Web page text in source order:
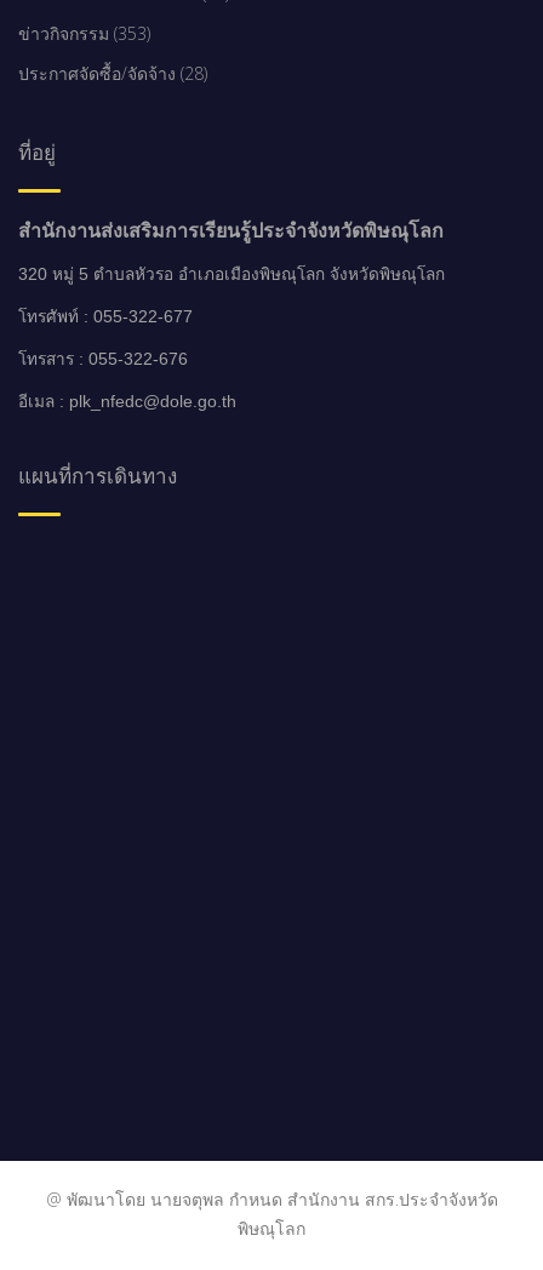
ข่าวกิจกรรม (353)
ประกาศจัดซื้อ/จัดจ้าง (28)
ที่อยู่
สำนักงานส่งเสริมการเรียนรู้ประจำจังหวัดพิษณุโลก
320 หมู่ 5 ตำบลหัวรอ อำเภอเมืองพิษณุโลก จังหวัดพิษณุโลก
โทรศัพท์ : 055-322-677
โทรสาร : 055-322-676
อีเมล : plk_nfedc@dole.go.th
แผนที่การเดินทาง
@ พัฒนาโดย นายจตุพล กำหนด สำนักงาน สกร.ประจำจังหวัด
พิษณุโลก